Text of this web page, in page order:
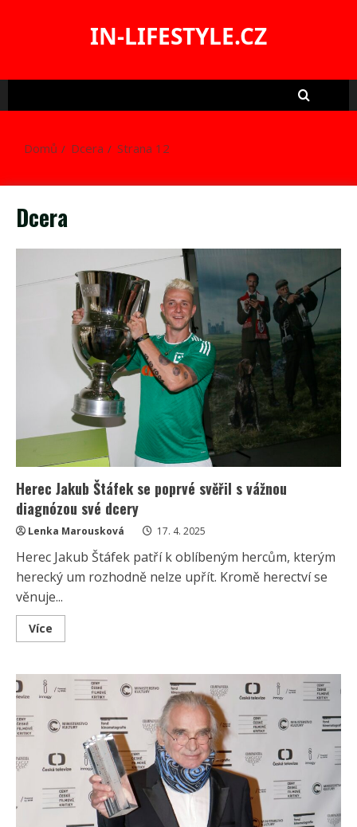
IN-LIFESTYLE.CZ
Domů Dcera Strana 12
Dcera
Herec Jakub Štáfek se poprvé svěřil s vážnou
diagnózou své dcery
Lenka Marousková 17. 4. 2025
Herec Jakub Štáfek patří k oblíbeným hercům, kterým
herecký um rozhodně nelze upřít. Kromě herectví se
věnuje...
Více
more
Jakub
Štáfek
se
poprvé
svěřil
s
vážnou
diagnózou
své
dcery